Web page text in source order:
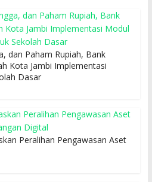
dan Paham Rupiah, Bank
Kota Jambi Implementasi
Dasar
Peralihan Pengawasan Aset